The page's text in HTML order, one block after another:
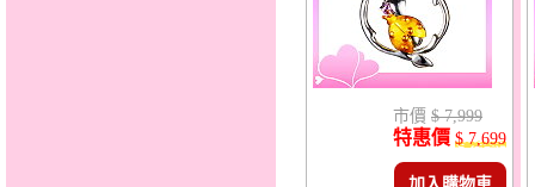
市價 $ 7,999
特惠價 $ 7,699